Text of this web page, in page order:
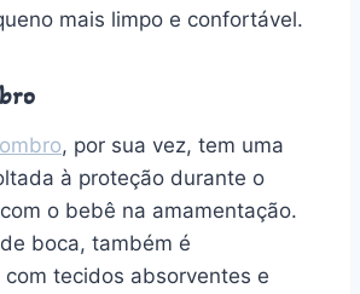
mais limpo e confortável.
, por sua vez, tem uma
à proteção durante o
o bebê na amamentação.
boca, também é
tecidos absorventes e